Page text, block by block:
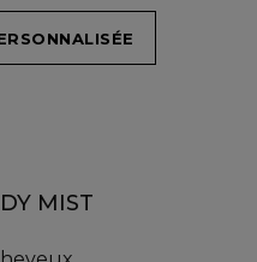
MIST